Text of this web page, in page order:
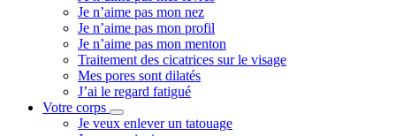
Je n’aime pas mon nez
Je n’aime pas mon profil
Je n’aime pas mon menton
Traitement des cicatrices sur le visage
Mes pores sont dilatés
J’ai le regard fatigué
Votre corps
Je veux enlever un tatouage